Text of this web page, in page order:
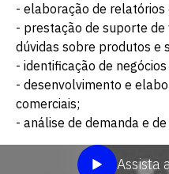
- elaboração de relatórios
- prestação de suporte
dúvidas sobre produtos e
- identificação de
- desenvolvimento e
comerciais;
- análise de demanda e
Assista